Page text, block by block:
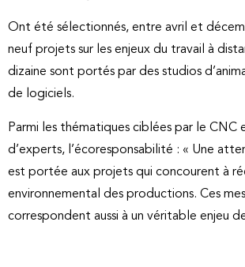
Ont été sélectionnés, entre avril et
neuf projets sur les enjeux du travail à
dizaine sont portés par des studios
de logiciels.
Parmi les thématiques ciblées par le CNC
d’experts, l’écoresponsabilité : « Une
est portée aux projets qui concourent à
environnemental des productions. Ces
correspondent aussi à un véritable enjeu